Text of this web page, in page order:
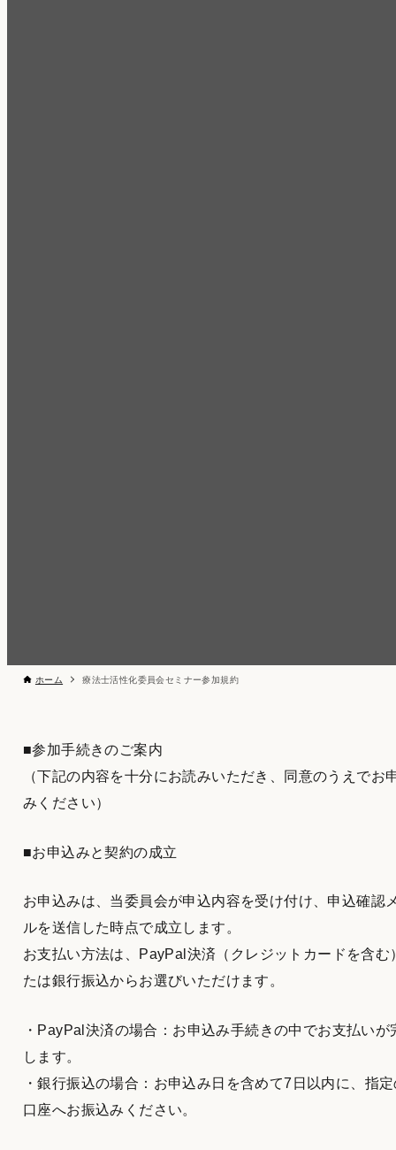
ホーム 療法士活性化委員会セミナー参加規約
■参加手続きのご案内
（下記の内容を十分にお読みいただき、同意のうえでお
みください）
■お申込みと契約の成立
お申込みは、当委員会が申込内容を受け付け、申込確認
ルを送信した時点で成立します。
お支払い方法は、PayPal決済（クレジットカードを含む
たは銀行振込からお選びいただけます。
・PayPal決済の場合：お申込み手続きの中でお支払いが
します。
・銀行振込の場合：お申込み日を含めて7日以内に、指
口座へお振込みください。